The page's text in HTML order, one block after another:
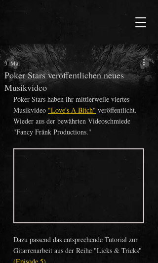
Poker Stars veröffentlichen neues
Musikvideo
3. Mai
Poker Stars haben ihr mittlerweile viertes
Musikvideo "Love's A Bitch" veröffentlicht.
Wieder aus der bewährten Videoschmiede
"Fancy Fränk Productions."
Dazu passend das entsprechende Tutorial zur
Gitarrenarbeit aus der Reihe "Licks & Tricks"